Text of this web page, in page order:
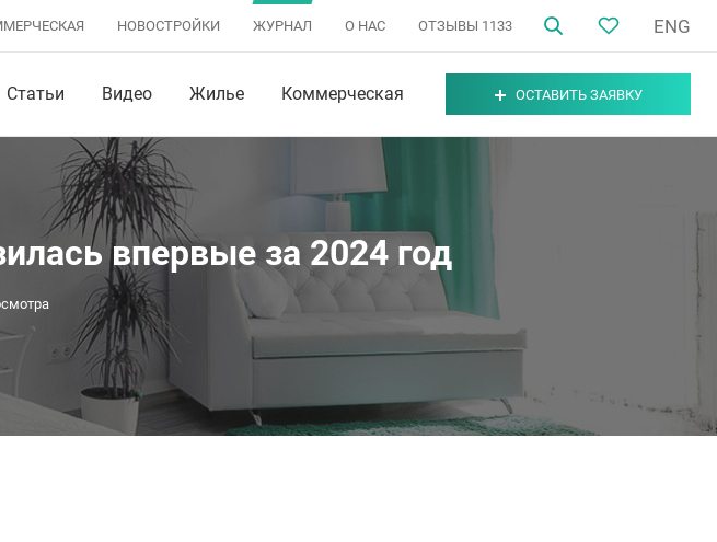
НОВОСТРОЙКИ ЖУРНАЛ О НАС ОТЗЫВЫ 1133 ENG
Статьи Видео Жилье Коммерческая ОСТАВИТЬ ЗАЯВКУ
впервые за 2024 год